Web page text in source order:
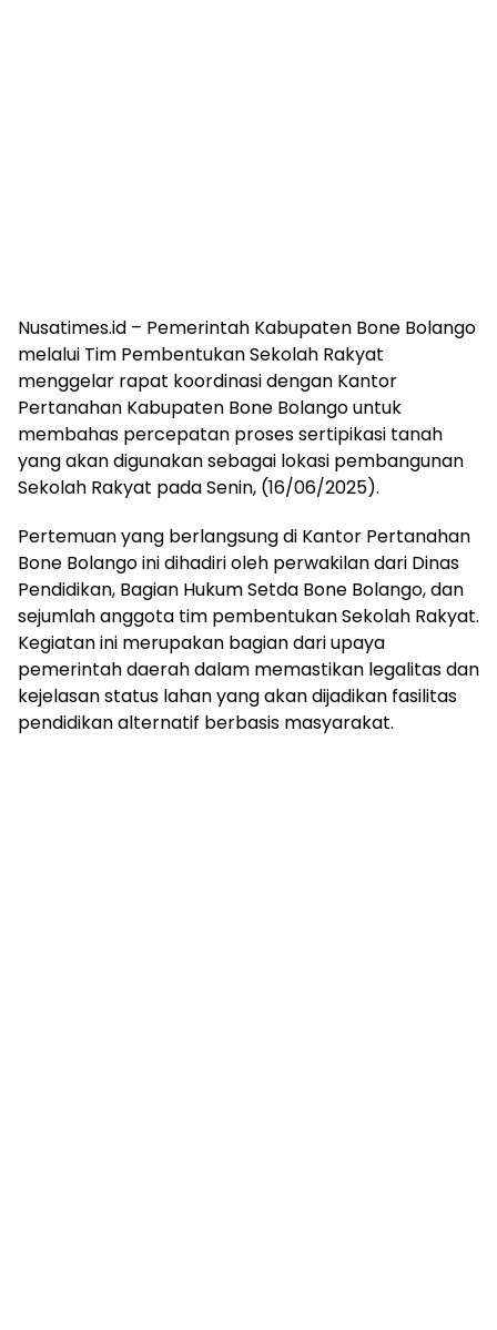
Nusatimes.id – Pemerintah Kabupaten Bone Bolango
melalui Tim Pembentukan Sekolah Rakyat
menggelar rapat koordinasi dengan Kantor
Pertanahan Kabupaten Bone Bolango untuk
membahas percepatan proses sertipikasi tanah
yang akan digunakan sebagai lokasi pembangunan
Sekolah Rakyat pada Senin, (16/06/2025).
Pertemuan yang berlangsung di Kantor Pertanahan
Bone Bolango ini dihadiri oleh perwakilan dari Dinas
Pendidikan, Bagian Hukum Setda Bone Bolango, dan
sejumlah anggota tim pembentukan Sekolah Rakyat.
Kegiatan ini merupakan bagian dari upaya
pemerintah daerah dalam memastikan legalitas dan
kejelasan status lahan yang akan dijadikan fasilitas
pendidikan alternatif berbasis masyarakat.